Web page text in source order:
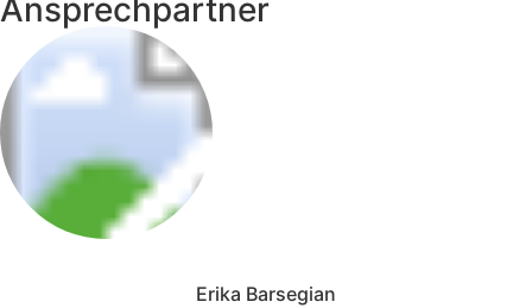
Ansprechpartner
Erika Barsegian